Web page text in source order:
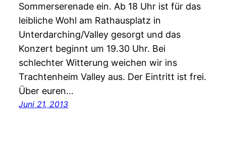
Sommerserenade ein. Ab 18 Uhr ist für das
leibliche Wohl am Rathausplatz in
Unterdarching/Valley gesorgt und das
Konzert beginnt um 19.30 Uhr. Bei
schlechter Witterung weichen wir ins
Trachtenheim Valley aus. Der Eintritt ist frei.
Über euren…
Juni 21, 2013